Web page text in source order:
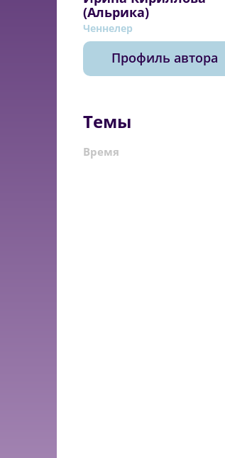
(Альрика)
Ченнелер
Профиль автора
Темы
Время